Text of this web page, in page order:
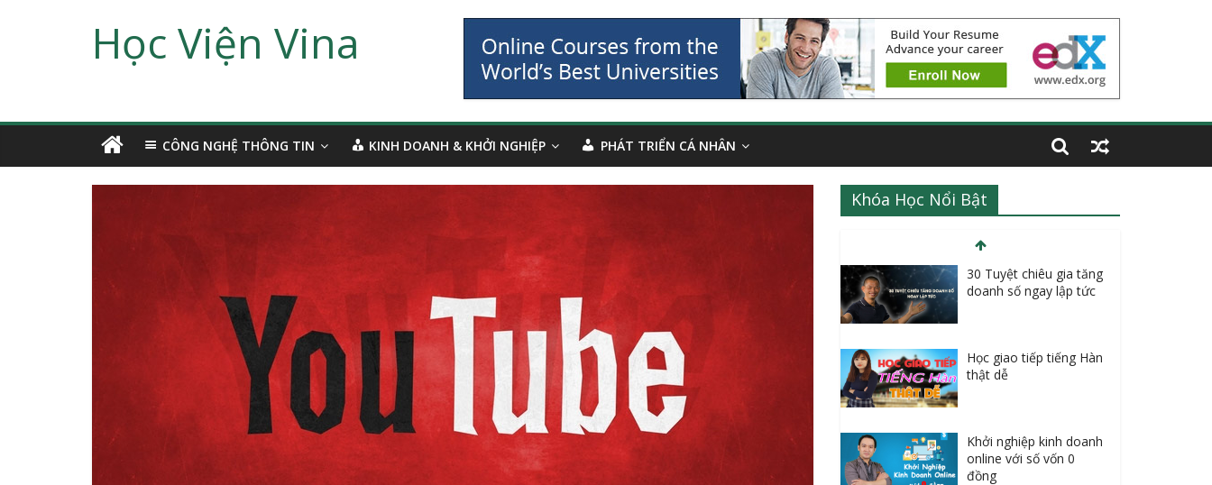
Học Viện Vina
CÔNG NGHỆ THÔNG TIN KINH DOANH & KHỞI NGHIỆP PHÁT TRIỂN CÁ NHÂN
Khóa Học Nổi Bật
30 Tuyệt chiêu gia tăng
doanh số ngay lập tức
Học giao tiếp tiếng Hàn
thật dễ
Khởi nghiệp kinh doanh
online với số vốn 0
đồng